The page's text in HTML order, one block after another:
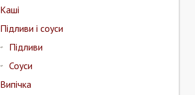
Каші
Підливи і соуси
Підливи
Соуси
Випічка